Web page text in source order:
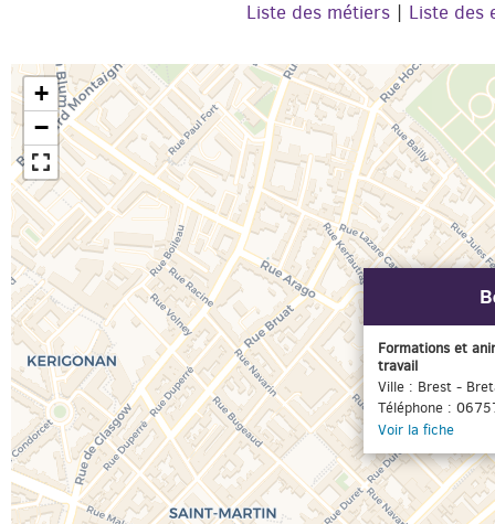
Liste des métiers Liste des
Formations et
travail
Ville : Brest -
Téléphone :
Voir la fiche
+
−